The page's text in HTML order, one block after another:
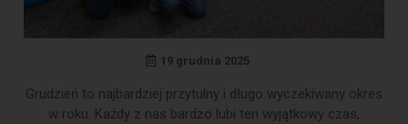
19 grudnia 2025
Grudzień to najbardziej przytulny i długo wyczekiwany okres
w roku. Każdy z nas bardzo lubi ten wyjątkowy czas,